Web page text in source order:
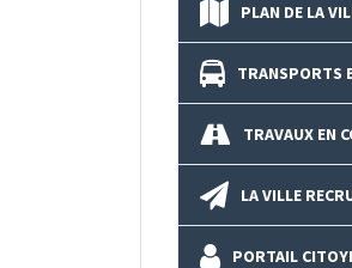
PLAN DE LA
TRANSPORTS
TRAVAUX EN
LA VILLE
PORTAIL